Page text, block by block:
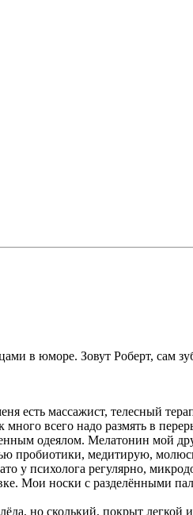
в юморе. Зовут Роберт, сам
есть массажист, телесный
всего надо размять в
одеялом. Мелатонин мой
медитирую,
у психолога регулярно,
Мои носки с разделёнными
но сколький, покрыт легкой